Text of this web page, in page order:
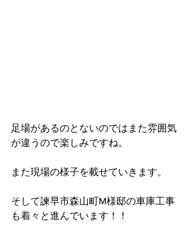
足場があるのとないのではまた雰囲気
が違うので楽しみですね。
また現場の様子を載せていきます。
そして諫早市森山町M様邸の車庫工事
も着々と進んでいます！！